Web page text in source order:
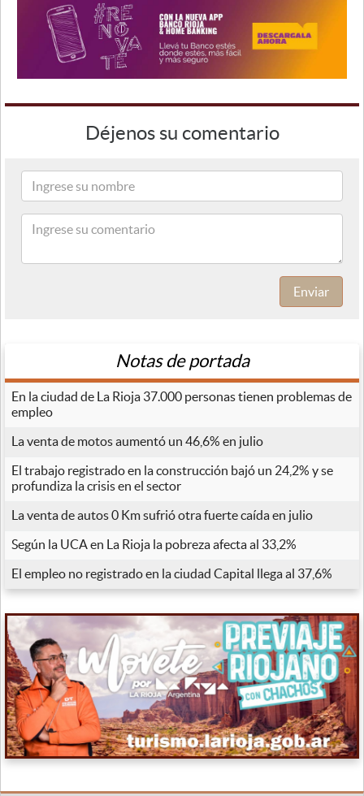
Déjenos su comentario
Enviar
Notas de portada
En la ciudad de La Rioja 37.000 personas tienen problemas de
empleo
La venta de motos aumentó un 46,6% en julio
El trabajo registrado en la construcción bajó un 24,2% y se
profundiza la crisis en el sector
La venta de autos 0 Km sufrió otra fuerte caída en julio
Según la UCA en La Rioja la pobreza afecta al 33,2%
El empleo no registrado en la ciudad Capital llega al 37,6%